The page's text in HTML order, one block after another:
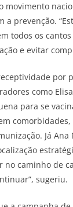
movimento
a prevenção.
todos os
e evitar
por
como
para se
Já Ana
no caminho de
sugeriu.